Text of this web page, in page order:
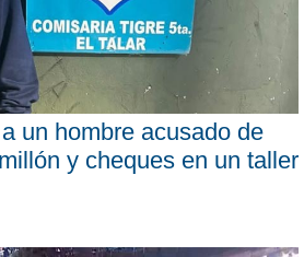
un hombre acusado de
y cheques en un taller